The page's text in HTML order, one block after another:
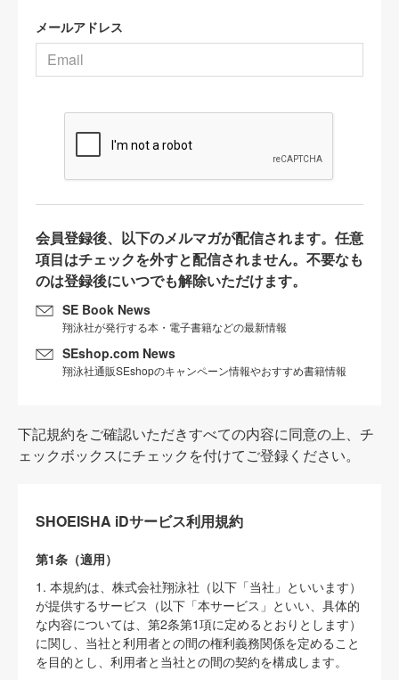
メールアドレス
会員登録後、以下のメルマガが配信されます。任意
項目はチェックを外すと配信されません。不要なも
のは登録後にいつでも解除いただけます。
SE Book News
翔泳社が発行する本・電子書籍などの最新情報
SEshop.com News
翔泳社通販SEshopのキャンペーン情報やおすすめ書籍情報
下記規約をご確認いただきすべての内容に同意の上、チ
ェックボックスにチェックを付けてご登録ください。
SHOEISHA iDサービス利用規約
第1条（適用）
1. 本規約は、株式会社翔泳社（以下「当社」といいます）
が提供するサービス（以下「本サービス」といい、具体的
な内容については、第2条第1項に定めるとおりとします）
に関し、当社と利用者との間の権利義務関係を定めること
を目的とし、利用者と当社との間の契約を構成します。